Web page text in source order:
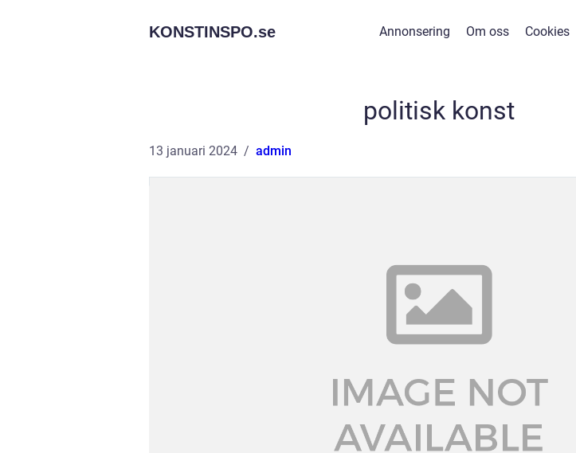
KONSTINSPO.se Annonsering Om oss Cookies
politisk konst
13 januari 2024 admin